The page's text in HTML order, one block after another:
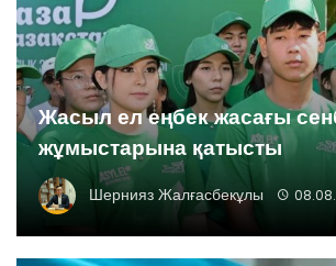
Жасыл ел еңбек жасағы
жұмыстарына қатысты
Шернияз Жалғасбекұлы